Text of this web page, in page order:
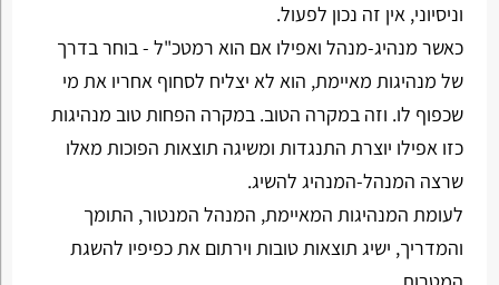
וניסיוני, אין זה נכון לפעול.
כאשר מנהיג-מנהל ואפילו אם הוא רמטכ"ל - בוחר בדרך
של מנהיגות מאיימת, הוא לא יצליח לסחוף אחריו את מי
שכפוף לו. וזה במקרה הטוב. במקרה הפחות טוב מנהיגות
כזו אפילו יוצרת התנגדות ומשיגה תוצאות הפוכות מאלו
שרצה המנהל-המנהיג להשיג.
לעומת המנהיגות המאיימת, המנהל המנטור, התומך
והמדריך, ישיג תוצאות טובות וירתום את כפיפיו להשגת